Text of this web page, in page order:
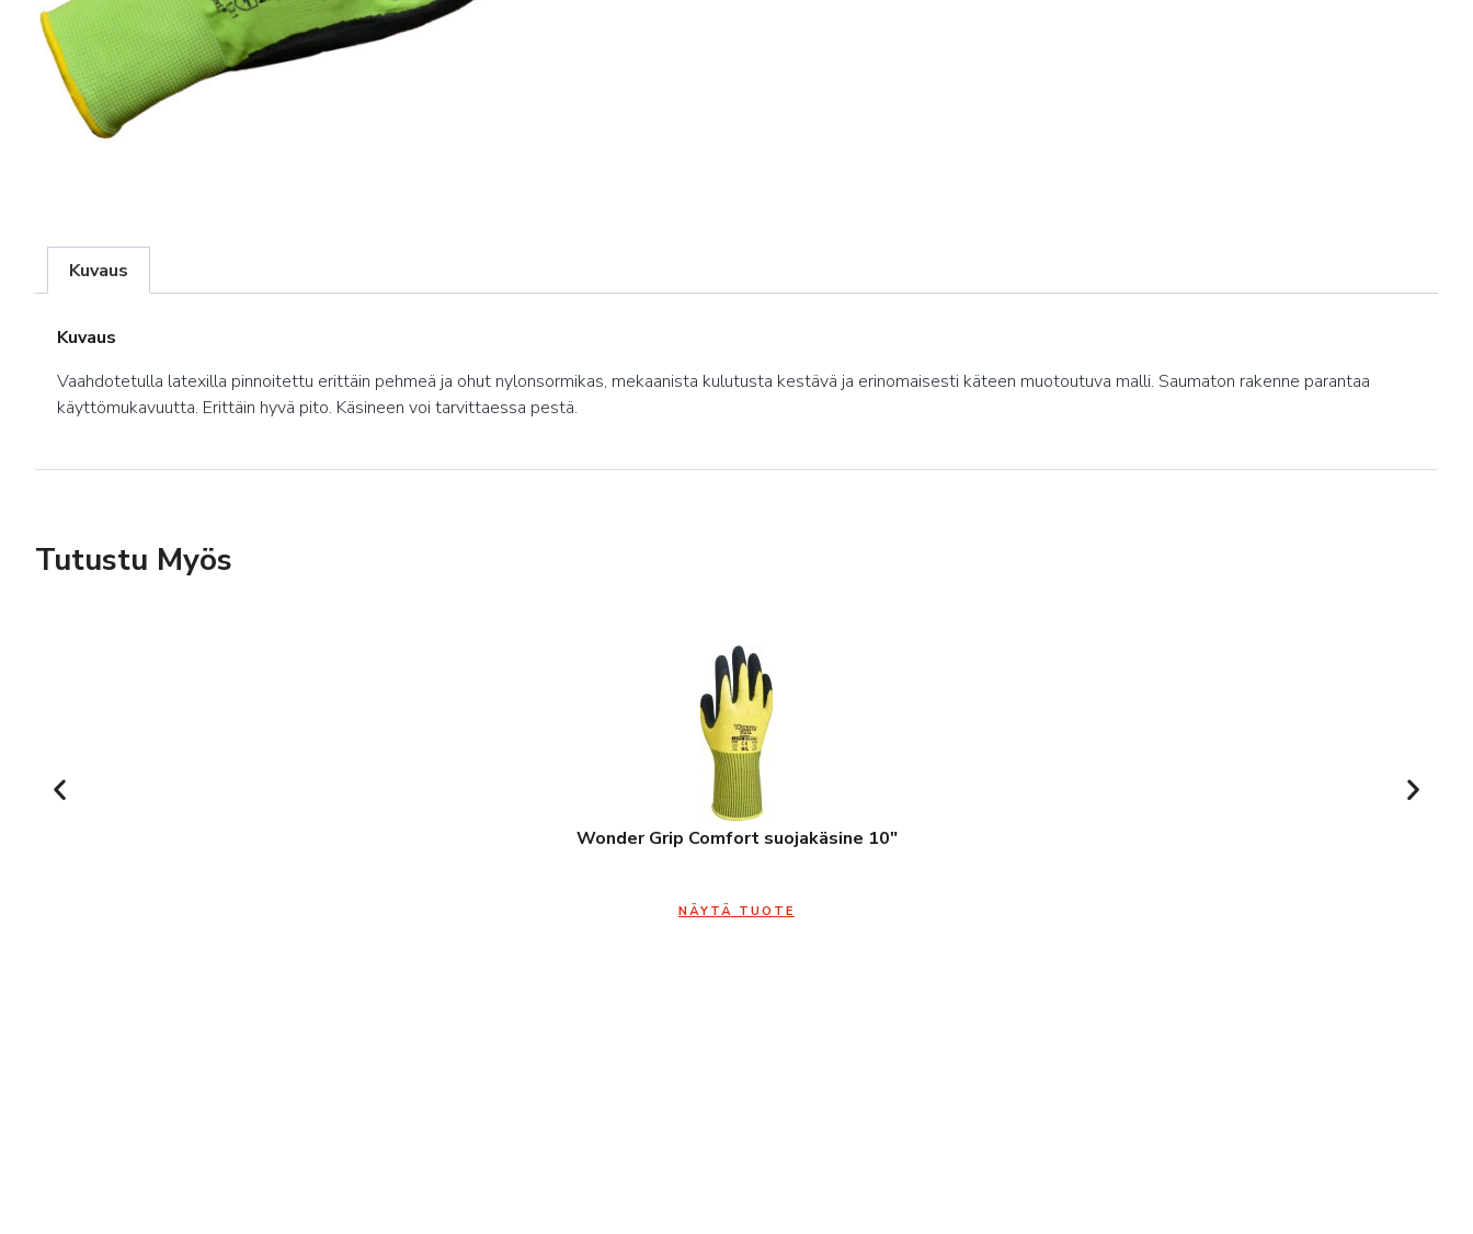
Kuvaus
Kuvaus
Vaahdotetulla latexilla pinnoitettu erittäin pehmeä ja ohut nylonsormikas, mekaanista kulutusta kestävä ja erinomaisesti käteen muotoutuva malli. Saumaton rakenne parantaa
käyttömukavuutta. Erittäin hyvä pito. Käsineen voi tarvittaessa pestä.
Tutustu Myös
Wonder Grip Comfort suojakäsine 10″
NÄYTÄ TUOTE